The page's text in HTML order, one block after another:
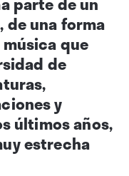
de una forma
que
de
y
últimos años,
estrecha